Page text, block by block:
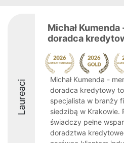
Laureaci
Michał
doradca
Michał Kumenda -
doradca kredytowy
specjalista w branży
siedzibą w Krakowie.
świadczy pełne
doradztwa